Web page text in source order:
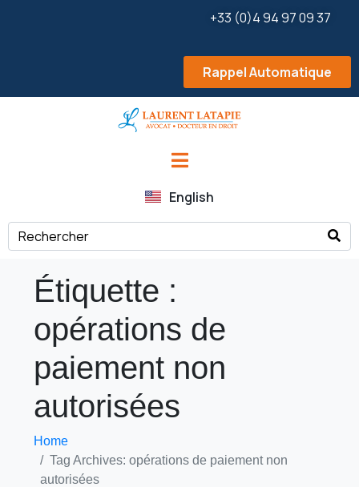
+33 (0)4 94 97 09 37
Rappel Automatique
English
Étiquette :
opérations de
paiement non
autorisées
Home
Tag Archives: opérations de paiement non
autorisées